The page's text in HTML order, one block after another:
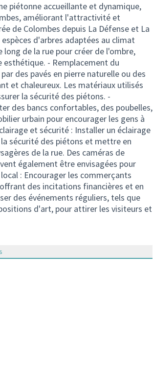
piétonne accueillante et dynamique,
améliorant l'attractivité et
de Colombes depuis La Défense et La
d'arbres adaptées au climat
de la rue pour créer de l'ombre,
- Remplacement du
des pavés en pierre naturelle ou des
et chaleureux. Les matériaux utilisés
la sécurité des piétons. -
des bancs confortables, des poubelles,
urbain pour encourager les gens à
et sécurité : Installer un éclairage
sécurité des piétons et mettre en
de la rue. Des caméras de
également être envisagées pour
: Encourager les commerçants
des incitations financières et en
des événements réguliers, tels que
d'art, pour attirer les visiteurs et